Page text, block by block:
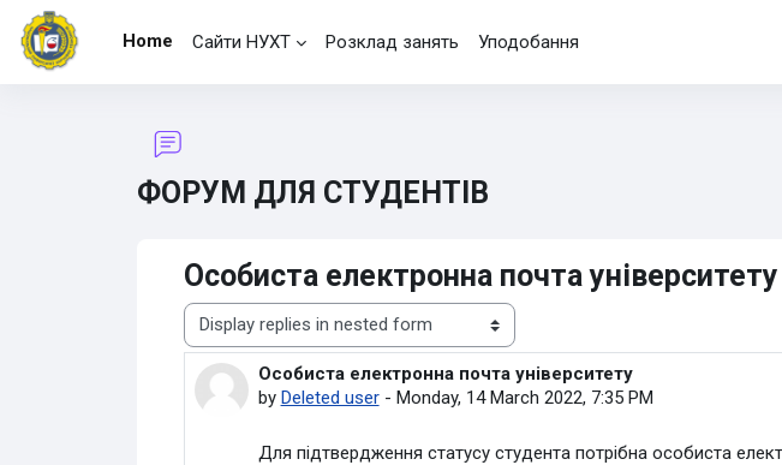
Skip to main content
Home
Сайти НУХТ Розклад занять Уподобання
ФОРУМ ДЛЯ СТУДЕНТІВ
Особиста електронна почта університету
Display mode
Особиста електронна почта університету
by Deleted user- Monday, 14 March 2022, 7:35 PM
Number of replies: 2
Для підтвердження статусу студента потрібна особиста